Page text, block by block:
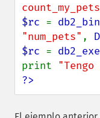
$rc =
"num_pets" ,
$rc =
print "Tengo
?>